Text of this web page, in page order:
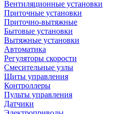
Вентиляционные установки
Приточные установки
Приточно-вытяжные
Бытовые установки
Вытяжные установки
Автоматика
Регуляторы скорости
Смесительные узлы
Щиты управления
Контроллеры
Пульты управления
Датчики